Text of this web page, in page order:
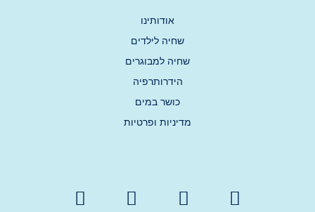
אודותינו
שחיה לילדים
שחיה למבוגרים
הידרותרפיה
כושר במים
מדיניות ופרטיות